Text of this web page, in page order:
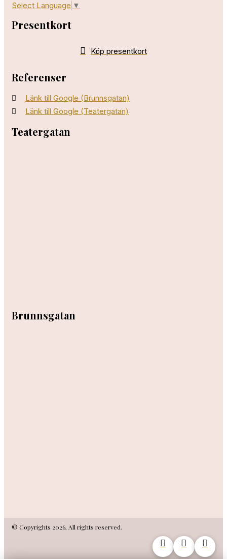
Select Language ▼
Presentkort
Köp presentkort
Referenser
Länk till Google (Brunnsgatan)
Länk till Google (Teatergatan)
Teatergatan
Brunnsgatan
© Copyrights 2026, All rights reserved.